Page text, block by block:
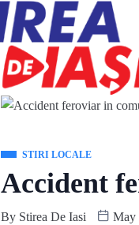
STIRI LOCALE
Accident
By Stirea De Iasi May